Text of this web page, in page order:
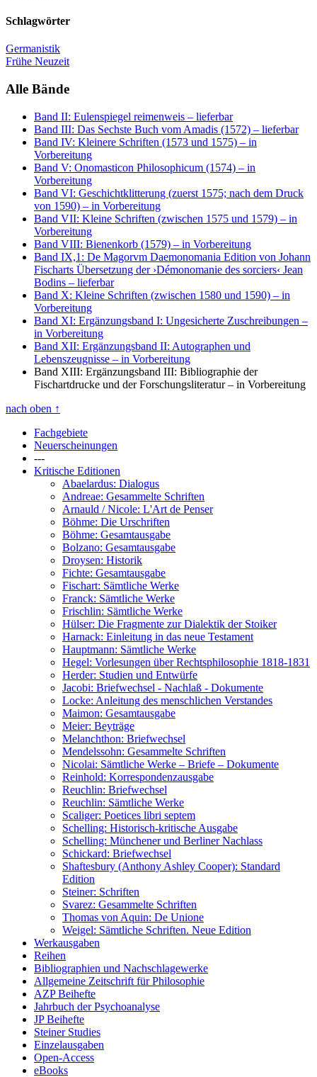
Schlagwörter
Germanistik
Frühe Neuzeit
Alle Bände
Band II: Eulenspiegel reimenweis – lieferbar
Band III: Das Sechste Buch vom Amadis (1572) – lieferbar
Band IV: Kleinere Schriften (1573 und 1575) – in
Vorbereitung
Band V: Onomasticon Philosophicum (1574) – in
Vorbereitung
Band VI: Geschichtklitterung (zuerst 1575; nach dem Druck
von 1590) – in Vorbereitung
Band VII: Kleine Schriften (zwischen 1575 und 1579) – in
Vorbereitung
Band VIII: Bienenkorb (1579) – in Vorbereitung
Band IX,1: De Magorvm Daemonomania Edition von Johann
Fischarts Übersetzung der ›Démonomanie des sorciers‹ Jean
Bodins – lieferbar
Band X: Kleine Schriften (zwischen 1580 und 1590) – in
Vorbereitung
Band XI: Ergänzungsband I: Ungesicherte Zuschreibungen –
in Vorbereitung
Band XII: Ergänzungsband II: Autographen und
Lebenszeugnisse – in Vorbereitung
Band XIII: Ergänzungsband III: Bibliographie der
Fischartdrucke und der Forschungsliteratur– in Vorbereitung
nach oben ↑
Fachgebiete
Neuerscheinungen
---
Kritische Editionen
Abaelardus: Dialogus
Andreae: Gesammelte Schriften
Arnauld / Nicole: L'Art de Penser
Böhme: Die Urschriften
Böhme: Gesamtausgabe
Bolzano: Gesamtausgabe
Droysen: Historik
Fichte: Gesamtausgabe
Fischart: Sämtliche Werke
Franck: Sämtliche Werke
Frischlin: Sämtliche Werke
Hülser: Die Fragmente zur Dialektik der Stoiker
Harnack: Einleitung in das neue Testament
Hauptmann: Sämtliche Werke
Hegel: Vorlesungen über Rechtsphilosophie 1818-1831
Herder: Studien und Entwürfe
Jacobi: Briefwechsel - Nachlaß - Dokumente
Locke: Anleitung des menschlichen Verstandes
Maimon: Gesamtausgabe
Meier: Beyträge
Melanchthon: Briefwechsel
Mendelssohn: Gesammelte Schriften
Nicolai: Sämtliche Werke – Briefe – Dokumente
Reinhold: Korrespondenzausgabe
Reuchlin: Briefwechsel
Reuchlin: Sämtliche Werke
Scaliger: Poetices libri septem
Schelling: Historisch-kritische Ausgabe
Schelling: Münchener und Berliner Nachlass
Schickard: Briefwechsel
Shaftesbury (Anthony Ashley Cooper): Standard
Edition
Steiner: Schriften
Svarez: Gesammelte Schriften
Thomas von Aquin: De Unione
Weigel: Sämtliche Schriften. Neue Edition
Werkausgaben
Reihen
Bibliographien und Nachschlagewerke
Allgemeine Zeitschrift für Philosophie
AZP Beihefte
Jahrbuch der Psychoanalyse
JP Beihefte
Steiner Studies
Einzelausgaben
Open-Access
eBooks